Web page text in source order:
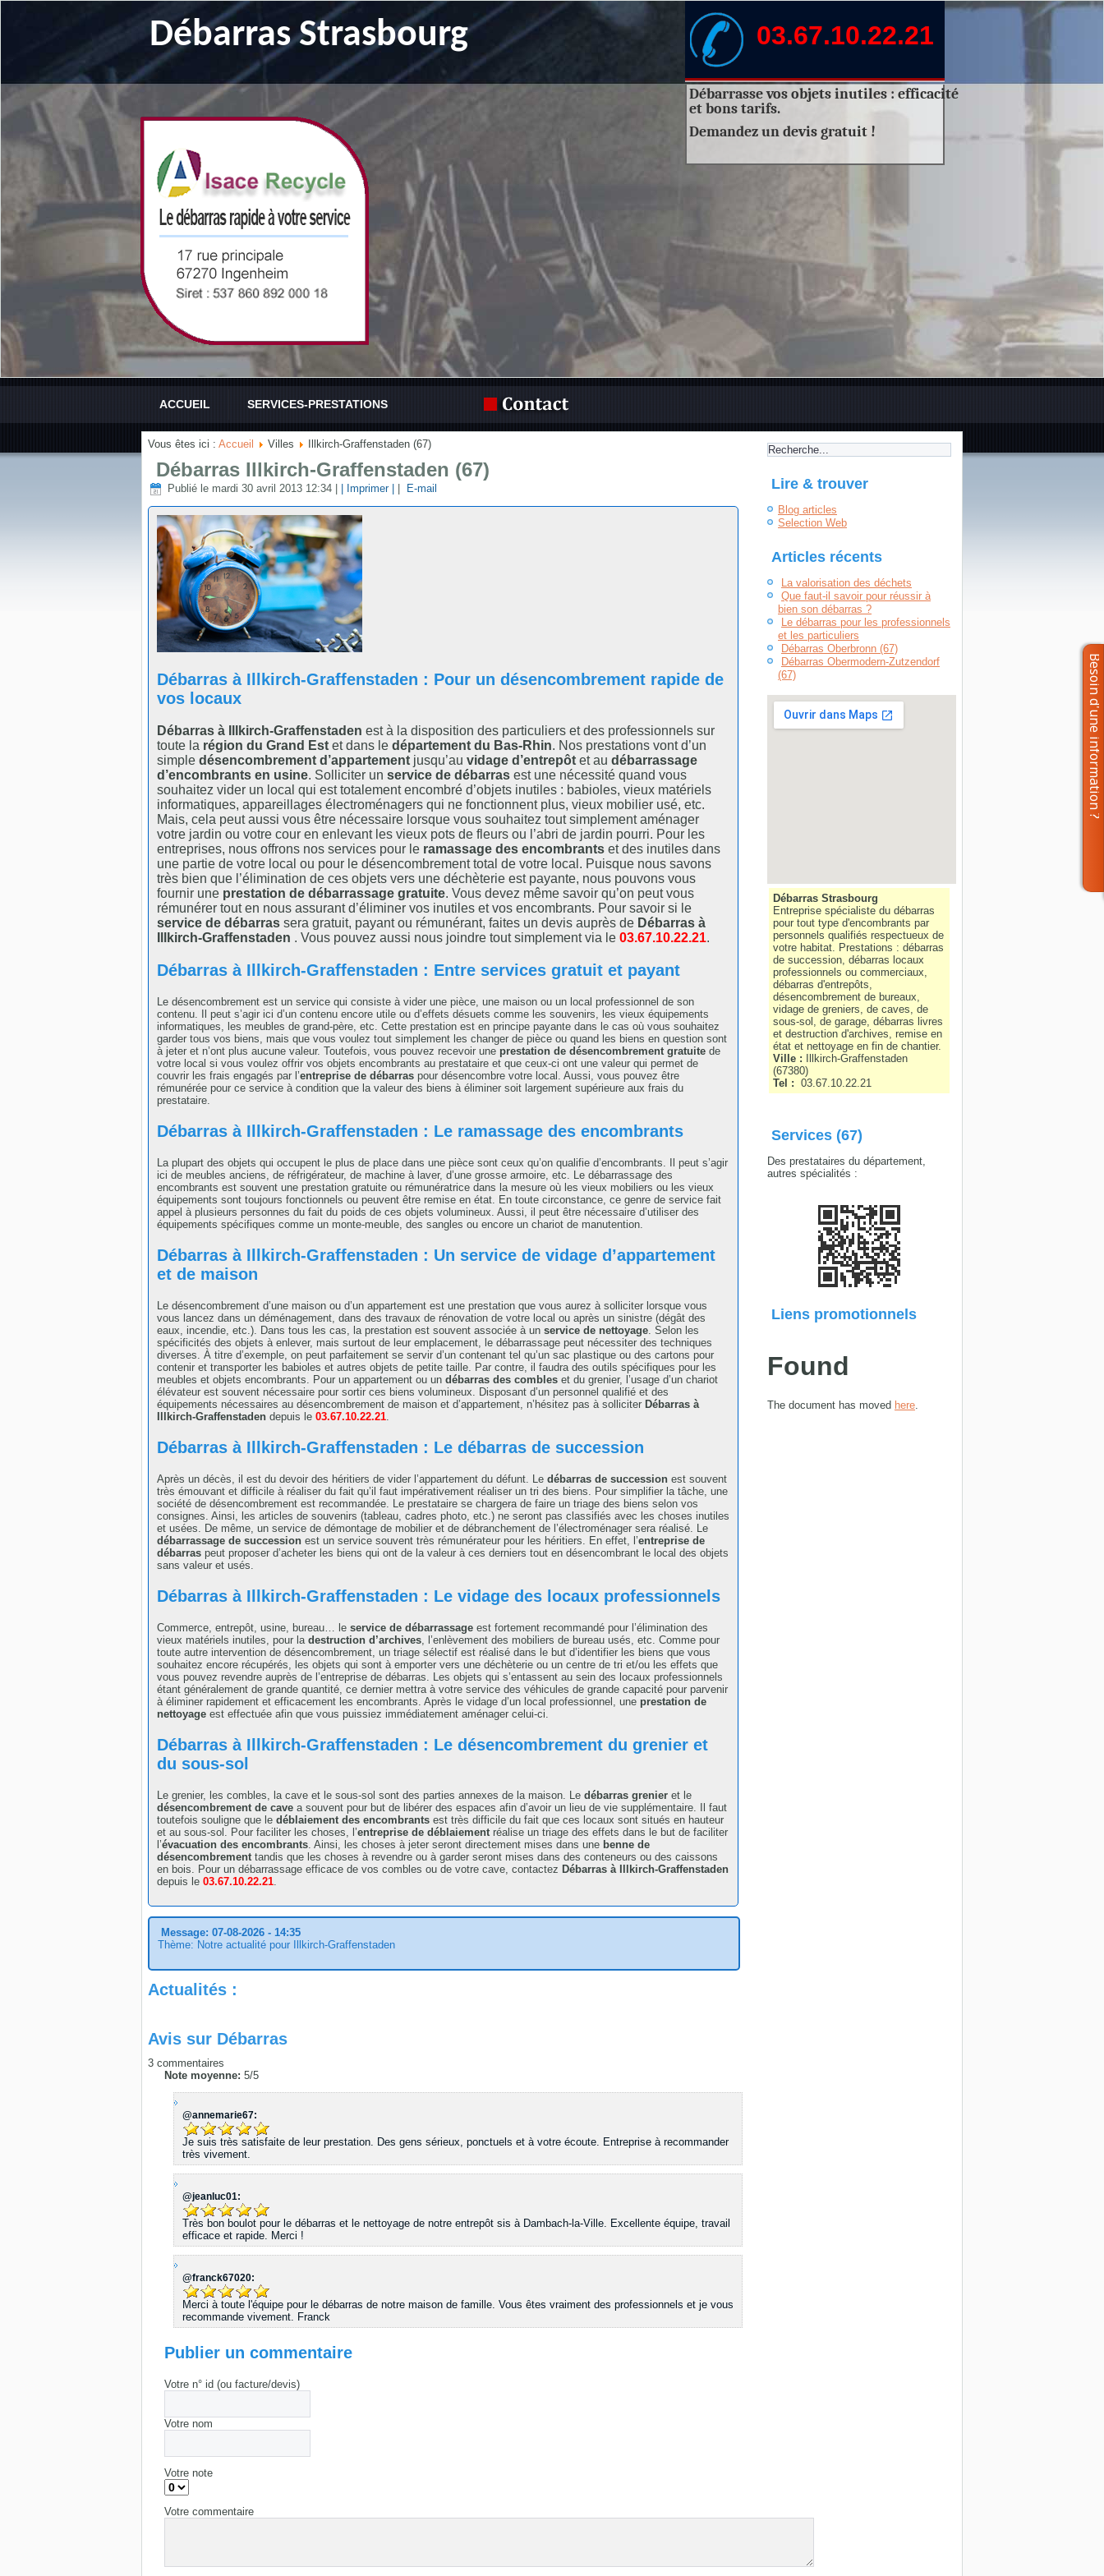
Débarrasse vos objets inutiles : efficacité
et bons tarifs.
Demandez undevis gratuit !
Débarras Strasbourg 03.67.10.22.21
ACCUEIL SERVICES-PRESTATIONS
Vous êtes ici : Accueil Villes Illkirch-Graffenstaden (67)
Débarras Illkirch-Graffenstaden (67)
Publié le mardi 30 avril 2013 12:34 | Imprimer | E-mail
Débarras à Illkirch-Graffenstaden : Pour un désencombrement rapide de
vos locaux
Débarras à Illkirch-Graffenstaden est à la disposition des particuliers et des professionnels sur
toute la région du Grand Est et dans le département du Bas-Rhin. Nos prestations vont d’un
simple désencombrement d’appartement jusqu’au vidage d’entrepôt et au débarrassage
d’encombrants en usine. Solliciter un service de débarras est une nécessité quand vous
souhaitez vider un local qui est totalement encombré d’objets inutiles : babioles, vieux matériels
informatiques, appareillages électroménagers qui ne fonctionnent plus, vieux mobilier usé, etc.
Mais, cela peut aussi vous être nécessaire lorsque vous souhaitez tout simplement aménager
votre jardin ou votre cour en enlevant les vieux pots de fleurs ou l’abri de jardin pourri. Pour les
entreprises, nous offrons nos services pour le ramassage des encombrants et des inutiles dans
une partie de votre local ou pour le désencombrement total de votre local. Puisque nous savons
très bien que l’élimination de ces objets vers une déchèterie est payante, nous pouvons vous
fournir une prestation de débarrassage gratuite. Vous devez même savoir qu’on peut vous
rémunérer tout en nous assurant d’éliminer vos inutiles et vos encombrants. Pour savoir si le
service de débarras sera gratuit, payant ou rémunérant, faites un devis auprès de Débarras à
Illkirch-Graffenstaden . Vous pouvez aussi nous joindre tout simplement via le 03.67.10.22.21.
Débarras à Illkirch-Graffenstaden : Entre services gratuit et payant
Le désencombrement est un service qui consiste à vider une pièce, une maison ou un local professionnel de son
contenu. Il peut s’agir ici d’un contenu encore utile ou d’effets désuets comme les souvenirs, les vieux équipements
informatiques, les meubles de grand-père, etc. Cette prestation est en principe payante dans le cas où vous souhaitez
garder tous vos biens, mais que vous voulez tout simplement les changer de pièce ou quand les biens en question sont
à jeter et n’ont plus aucune valeur. Toutefois, vous pouvez recevoir une prestation de désencombrement gratuite de
votre local si vous voulez offrir vos objets encombrants au prestataire et que ceux-ci ont une valeur qui permet de
couvrir les frais engagés par l’entreprise de débarras pour désencombre votre local. Aussi, vous pouvez être
rémunérée pour ce service à condition que la valeur des biens à éliminer soit largement supérieure aux frais du
prestataire.
Débarras à Illkirch-Graffenstaden : Le ramassage des encombrants
La plupart des objets qui occupent le plus de place dans une pièce sont ceux qu’on qualifie d’encombrants. Il peut s’agir
ici de meubles anciens, de réfrigérateur, de machine à laver, d’une grosse armoire, etc. Le débarrassage des
encombrants est souvent une prestation gratuite ou rémunératrice dans la mesure où les vieux mobiliers ou les vieux
équipements sont toujours fonctionnels ou peuvent être remise en état. En toute circonstance, ce genre de service fait
appel à plusieurs personnes du fait du poids de ces objets volumineux. Aussi, il peut être nécessaire d’utiliser des
équipements spécifiques comme un monte-meuble, des sangles ou encore un chariot de manutention.
Débarras à Illkirch-Graffenstaden : Un service de vidage d’appartement
et de maison
Le désencombrement d’une maison ou d’un appartement est une prestation que vous aurez à solliciter lorsque vous
vous lancez dans un déménagement, dans des travaux de rénovation de votre local ou après un sinistre (dégât des
eaux, incendie, etc.). Dans tous les cas, la prestation est souvent associée à un service de nettoyage. Selon les
spécificités des objets à enlever, mais surtout de leur emplacement, le débarrassage peut nécessiter des techniques
diverses. À titre d’exemple, on peut parfaitement se servir d’un contenant tel qu’un sac plastique ou des cartons pour
contenir et transporter les babioles et autres objets de petite taille. Par contre, il faudra des outils spécifiques pour les
meubles et objets encombrants. Pour un appartement ou un débarras des combles et du grenier, l’usage d’un chariot
élévateur est souvent nécessaire pour sortir ces biens volumineux. Disposant d’un personnel qualifié et des
équipements nécessaires au désencombrement de maison et d’appartement, n’hésitez pas à solliciter Débarras à
Illkirch-Graffenstaden depuis le 03.67.10.22.21.
Débarras à Illkirch-Graffenstaden : Le débarras de succession
Après un décès, il est du devoir des héritiers de vider l’appartement du défunt. Le débarras de succession est souvent
très émouvant et difficile à réaliser du fait qu’il faut impérativement réaliser un tri des biens. Pour simplifier la tâche, une
société de désencombrement est recommandée. Le prestataire se chargera de faire un triage des biens selon vos
consignes. Ainsi, les articles de souvenirs (tableau, cadres photo, etc.) ne seront pas classifiés avec les choses inutiles
et usées. De même, un service de démontage de mobilier et de débranchement de l’électroménager sera réalisé. Le
débarrassage de succession est un service souvent très rémunérateur pour les héritiers. En effet, l’entreprise de
débarras peut proposer d’acheter les biens qui ont de la valeur à ces derniers tout en désencombrant le local des objets
sans valeur et usés.
Débarras à Illkirch-Graffenstaden : Le vidage des locaux professionnels
Commerce, entrepôt, usine, bureau… le service de débarrassage est fortement recommandé pour l’élimination des
vieux matériels inutiles, pour la destruction d’archives, l’enlèvement des mobiliers de bureau usés, etc. Comme pour
toute autre intervention de désencombrement, un triage sélectif est réalisé dans le but d’identifier les biens que vous
souhaitez encore récupérés, les objets qui sont à emporter vers une déchèterie ou un centre de tri et/ou les effets que
vous pouvez revendre auprès de l’entreprise de débarras. Les objets qui s’entassent au sein des locaux professionnels
étant généralement de grande quantité, ce dernier mettra à votre service des véhicules de grande capacité pour parvenir
à éliminer rapidement et efficacement les encombrants. Après le vidage d’un local professionnel, une prestation de
nettoyage est effectuée afin que vous puissiez immédiatement aménager celui-ci.
Débarras à Illkirch-Graffenstaden : Le désencombrement du grenier et
du sous-sol
Le grenier, les combles, la cave et le sous-sol sont des parties annexes de la maison. Le débarras grenier et le
désencombrement de cave a souvent pour but de libérer des espaces afin d’avoir un lieu de vie supplémentaire. Il faut
toutefois souligne que le déblaiement des encombrants est très difficile du fait que ces locaux sont situés en hauteur
et au sous-sol. Pour faciliter les choses, l’entreprise de déblaiementréalise un triage des effets dans le but de faciliter
l’évacuation des encombrants. Ainsi, les choses à jeter seront directement mises dans une benne de
désencombrementtandis que les choses à revendre ou à garder seront mises dans des conteneurs ou des caissons
en bois. Pour un débarrassage efficace de vos combles ou de votre cave, contactez Débarras à Illkirch-Graffenstaden
depuis le 03.67.10.22.21.
Message: 07-08-2026 - 14:35
Thème: Notre actualité pour Illkirch-Graffenstaden
Actualités :
Avis sur Débarras
3 commentaires
Note moyenne: 5/5
@annemarie67:
Je suis très satisfaite de leur prestation. Des gens sérieux, ponctuels et à votre écoute. Entreprise à recommander
très vivement.
@jeanluc01:
Très bon boulot pour le débarras et le nettoyage de notre entrepôt sis à Dambach-la-Ville. Excellente équipe, travail
efficace et rapide. Merci !
@franck67020:
Merci à toute l'équipe pour le débarras de notre maison de famille. Vous êtes vraiment des professionnels et je vous
recommande vivement. Franck
Publier un commentaire
Votre n° id (ou facture/devis)
Votre nom
Votre note
Votre commentaire
Lire & trouver
Blog articles
Selection Web
Articles récents
La valorisation des déchets
Que faut-il savoir pour réussir à
bien son débarras ?
Le débarras pour les professionnels
et les particuliers
Débarras Oberbronn (67)
Débarras Obermodern-Zutzendorf
(67)
Débarras Strasbourg
Entreprise spécialiste du débarras
pour tout type d'encombrants par
personnels qualifiés respectueux de
votre habitat. Prestations : débarras
de succession, débarras locaux
professionnels ou commerciaux,
débarras d'entrepôts,
désencombrement de bureaux,
vidage de greniers, de caves, de
sous-sol, de garage, débarras livres
et destruction d'archives, remise en
état et nettoyage en fin de chantier.
Ville :
Illkirch-Graffenstaden
(67380)
Tel : 03.67.10.22.21
Services (67)
Des prestataires du département,
autres spécialités :
Liens promotionnels
Found
The document has moved here.